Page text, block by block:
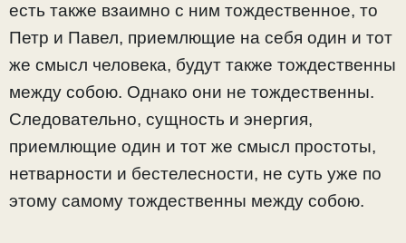
есть также взаимно с ним тождественное, то
Петр и Павел, приемлющие на себя один и тот
же смысл человека, будут также тождественны
между собою. Однако они не тождественны.
Следовательно, сущность и энергия,
приемлющие один и тот же смысл простоты,
нетварности и бестелесности, не суть уже по
этому самому тождественны между собою.